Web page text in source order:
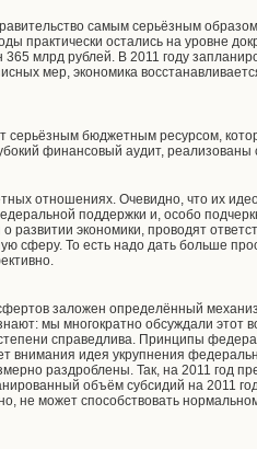
самым серьёзным
практически остались на уровне
млрд рублей. В 2011 году
мер, экономика
серьёзным бюджетным ресурсом,
финансовый аудит,
отношениях. Очевидно, что их
поддержки и, особо
развитии экономики, проводят
сферу. То есть надо дать больше
заложен определённый
мы многократно обсуждали этот
справедлива. Принципы
внимания идея укрупнения
раздроблены. Так, на 2011 год
объём субсидий на 2011
не может способствовать